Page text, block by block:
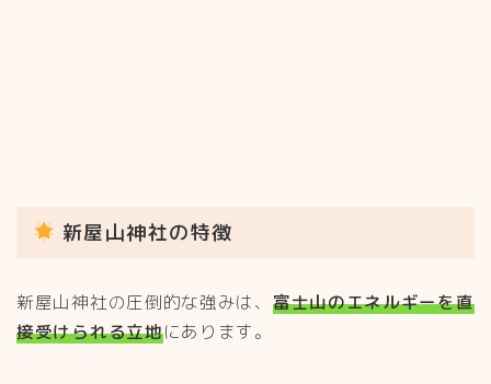
新屋山神社の特徴
新屋山神社の圧倒的な強みは、 富士山のエネルギーを直
接受けられる立地にあります。